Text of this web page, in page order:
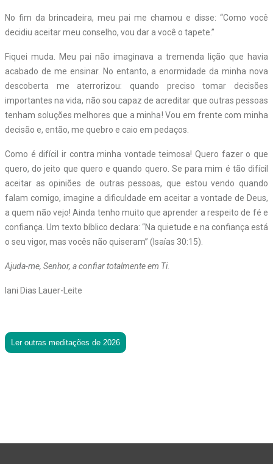
No fim da brincadeira, meu pai me chamou e disse: “Como você
decidiu aceitar meu conselho, vou dar a você o tapete.”
Fiquei muda. Meu pai não imaginava a tremenda lição que havia
acabado de me ensinar. No entanto, a enormidade da minha nova
descoberta me aterrorizou: quando preciso tomar decisões
importantes na vida, não sou capaz de acreditar que outras pessoas
tenham soluções melhores que a minha! Vou em frente com minha
decisão e, então, me quebro e caio em pedaços.
Como é difícil ir contra minha vontade teimosa! Quero fazer o que
quero, do jeito que quero e quando quero. Se para mim é tão difícil
aceitar as opiniões de outras pessoas, que estou vendo quando
falam comigo, imagine a dificuldade em aceitar a vontade de Deus,
a quem não vejo! Ainda tenho muito que aprender a respeito de fé e
confiança. Um texto bíblico declara: “Na quietude e na confiança está
o seu vigor, mas vocês não quiseram” (Isaías 30:15).
Ajuda-me, Senhor, a confiar totalmente em Ti.
Iani Dias Lauer-Leite
Ler outras meditações de 2026